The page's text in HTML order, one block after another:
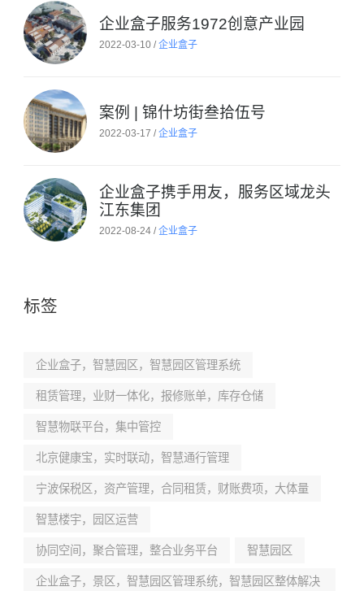
企业盒子服务1972创意产业园
2022-03-10 /企业盒子
案例 | 锦什坊街叁拾伍号
2022-03-17 /企业盒子
企业盒子携手用友，服务区域龙头
江东集团
2022-08-24 /企业盒子
标签
企业盒子，智慧园区，智慧园区管理系统
租赁管理，业财一体化，报修账单，库存仓储
智慧物联平台，集中管控
北京健康宝，实时联动，智慧通行管理
宁波保税区，资产管理，合同租赁，财账费项，大体量
智慧楼宇，园区运营
协同空间，聚合管理，整合业务平台 智慧园区
企业盒子，景区，智慧园区管理系统，智慧园区整体解决